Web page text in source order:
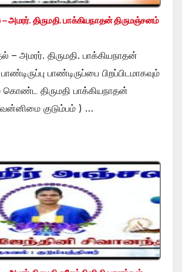
அமரர். திருமதி. பாக்கியநாதன் திருமஞ்சனம்
– அமரர். திருமதி. பாக்கியநாதன்
பாண்டிருப்பை பிறப்பிடமாகவும்
கொண்ட திருமதி பாக்கியநாதன்
குடும்பம் ) …